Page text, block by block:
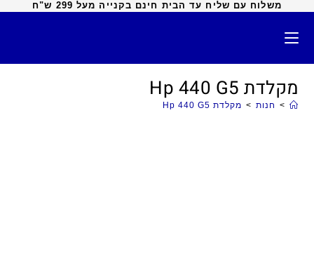
משלוח עם שליח עד הבית חינם בקנייה מעל 299 ש"ח
מקלדת Hp 440 G5
> חנות > מקלדת Hp 440 G5